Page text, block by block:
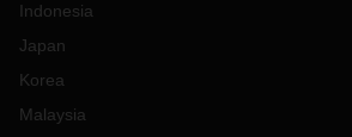
Indonesia
Japan
Korea
Malaysia